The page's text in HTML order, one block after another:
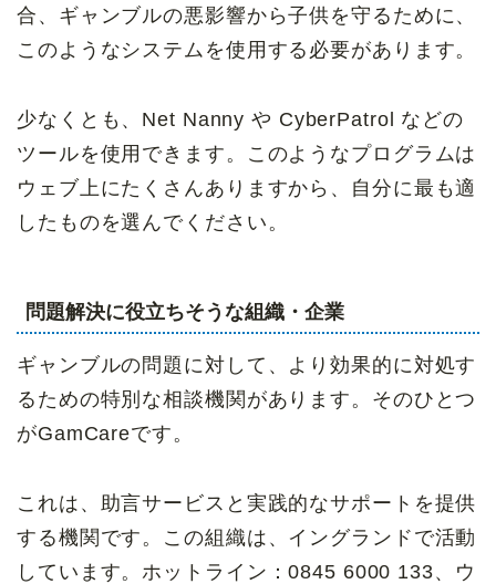
合、ギャンブルの悪影響から子供を守るために、
このようなシステムを使用する必要があります。
少なくとも、Net Nanny や CyberPatrol などの
ツールを使用できます。このようなプログラムは
ウェブ上にたくさんありますから、自分に最も適
したものを選んでください。
問題解決に役立ちそうな組織・企業
ギャンブルの問題に対して、より効果的に対処す
るための特別な相談機関があります。そのひとつ
がGamCareです。
これは、助言サービスと実践的なサポートを提供
する機関です。この組織は、イングランドで活動
しています。ホットライン：0845 6000 133、ウ